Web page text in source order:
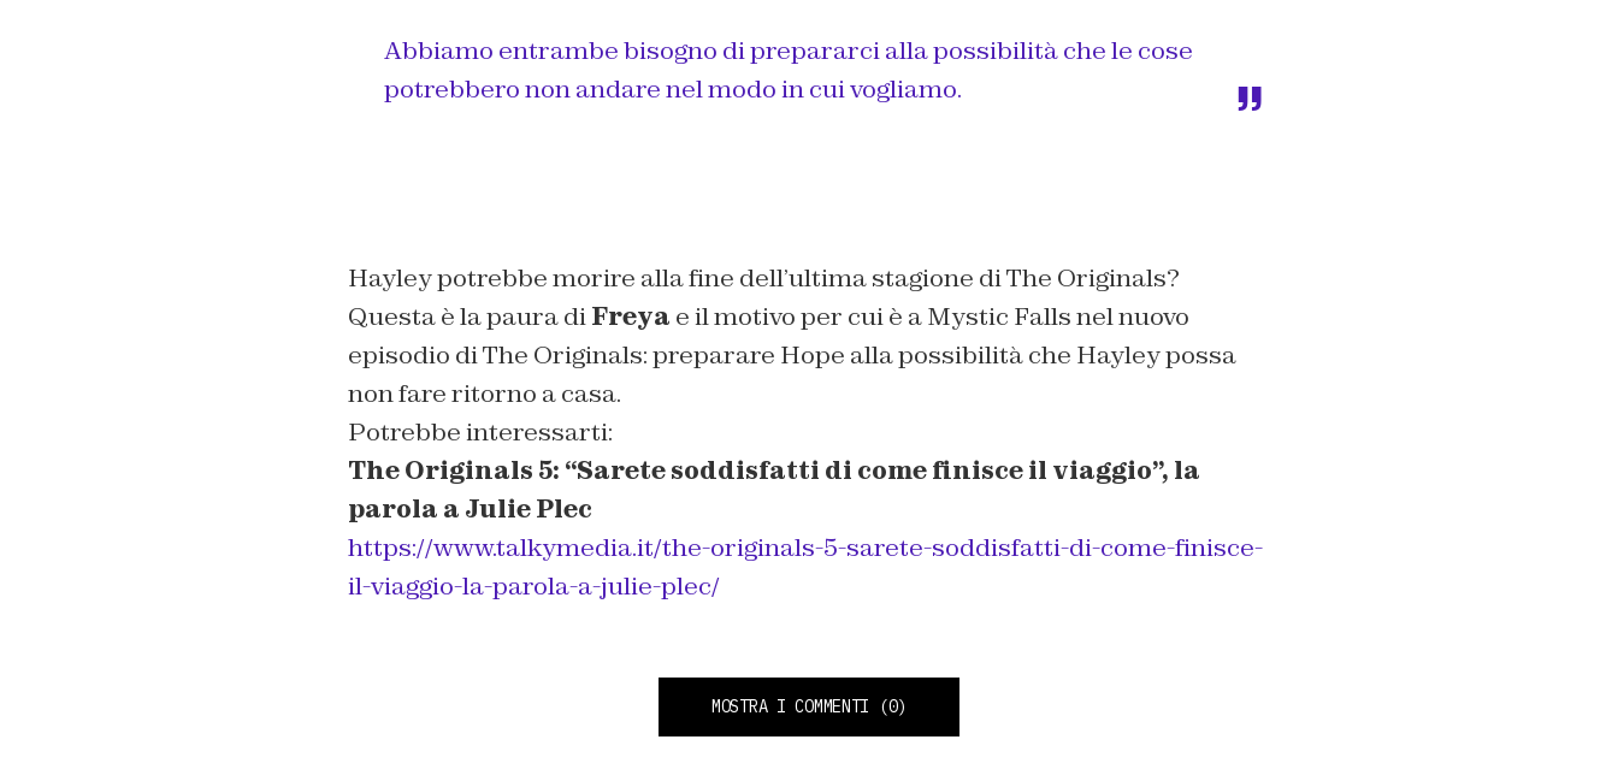
Abbiamo entrambe bisogno di prepararci alla possibilità che le cose
potrebbero non andare nel modo in cui vogliamo.
Hayley potrebbe morire alla fine dell’ultima stagione di The Originals?
Questa è la paura diFreya e il motivo per cui è a Mystic Falls nel nuovo
episodio di The Originals: preparare Hope alla possibilità che Hayley possa
non fare ritorno a casa.
Potrebbe interessarti:
The Originals 5: “Sarete soddisfatti di come finisce il viaggio”, la
parola a Julie Plec
https://www.talkymedia.it/the-originals-5-sarete-soddisfatti-di-come-finisce-
il-viaggio-la-parola-a-julie-plec/
MOSTRA I COMMENTI (0)